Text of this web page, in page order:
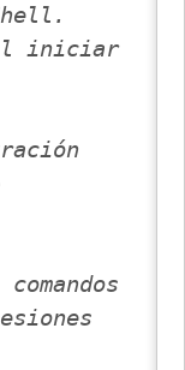
al iniciar